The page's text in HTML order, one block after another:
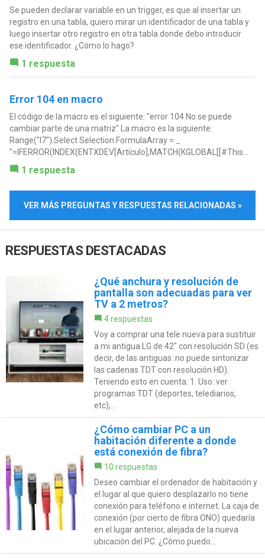
Se pueden declarar variable en un trigger, es que al insertar un
registro en una tabla, quiero mirar un identificador de una tabla y
luego insertar otro registro en otra tabla donde debo introducir
ese identificador. ¿Cómo lo hago?
1 respuesta
Error 104 en macro
El código de la macro es el siguiente: "error 104 No se puede
cambiar parte de una matriz" La macro es la siguiente:
Range("I7").Select Selection.FormulaArray = _
"=IFERROR(INDEX(ENTXDEV[Artículo],MATCH(KGLOBAL[[#This...
1 respuesta
VER MÁS PREGUNTAS Y RESPUESTAS RELACIONADAS »
RESPUESTAS DESTACADAS
¿Qué anchura y resolución de
pantalla son adecuadas para ver
TV a 2 metros?
4 respuestas
Voy a comprar una tele nueva para sustituir
a mi antigua LG de 42" con resolución SD (es
decir, de las antiguas: no puede sintonizar
las cadenas TDT con resolución HD).
Teniendo esto en cuenta: 1. Uso: ver
programas TDT (deportes, telediarios,
etc),...
¿Cómo cambiar PC a un
habitación diferente a donde
está conexión de fibra?
10 respuestas
Deseo cambiar el ordenador de habitación y
el lugar al que quiero desplazarlo no tiene
conexión para teléfono e internet. La caja de
conexión (por cierto de fibra ONO) quedaría
en el lugar anterior, alejada de la nueva
ubicación del PC. ¿Cómo puedo...